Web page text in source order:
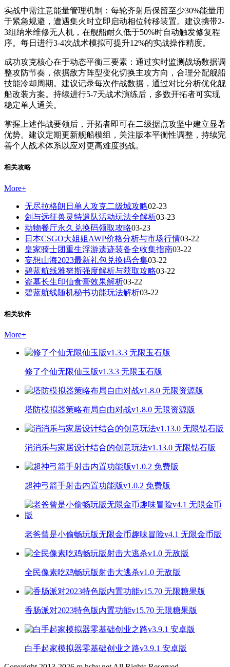
实战中需注意能量管理机制：每轮齐射后保留至少30%能量用
于紧急规避，遭遇集火时立即启动相位转移装置。建议携带2-
3组纳米维修无人机，在舰船耐久低于50%时自动触发修复程
序。每日进行3-4次战术模拟可提升12%的实战操作精度。
成功攻克核心在于动态平衡三要素：通过实时监测战场数据调
整攻防节奏，依据敌方阵型变化切换主攻方向，合理分配舰船
技能冷却周期。建议记录每次作战数据，通过对比分析优化舰
船改装方案。持续进行5-7天战术演练后，多数开拓者可实现
稳定单人通关。
掌握上述作战要领后，开拓者即可在二级据点攻坚中建立显著
优势。建议定期更新舰船模组，关注版本平衡性调整，持续完
善个人战术体系以应对更高难度挑战。
相关攻略
More+
无尽拉格朗日单人攻克二级城攻略02-23
剑与远征兽灵特遣队活动玩法全解析03-23
动物餐厅永久兑换码领取攻略03-23
日本CSGO大姐姐AWP价格分析与市场行情03-22
皇家骑士团重生浮游遗迹装备全收集指南03-22
妄想山海2023最新礼包兑换码合集03-22
碧蓝航线雅努斯强度解析与获取攻略03-22
盗墓长生印仙食膏效果解析03-22
碧蓝航线随机秘书功能玩法解析03-22
相关软件
More+
修了个仙无限仙玉版v1.3.3 无限玉石版
塔防模拟器策略布局自由对战v1.8.0 无限资源版
消消乐与家居设计结合的创意玩法v1.13.0 无限钻石版
超神弓箭手射击内置功能版v1.0.2 免费版
老爸曾是小偷畅玩版无限金币趣味冒险v4.1 无限金币版
全民像素吃鸡畅玩版射击大逃杀v1.0 无敌版
香肠派对2023特色版内置功能v15.70 无限糖果版
白手起家模拟器零基础创业之路v3.9.1 安卓版